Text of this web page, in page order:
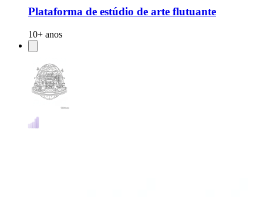
Plataforma de estúdio de arte flutuante
10+ anos